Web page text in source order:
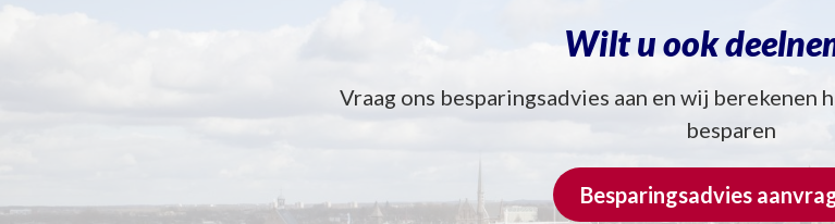
Wilt u ook
Vraag ons besparingsadvies aan en wij berekenen
besparen
Besparingsadvies